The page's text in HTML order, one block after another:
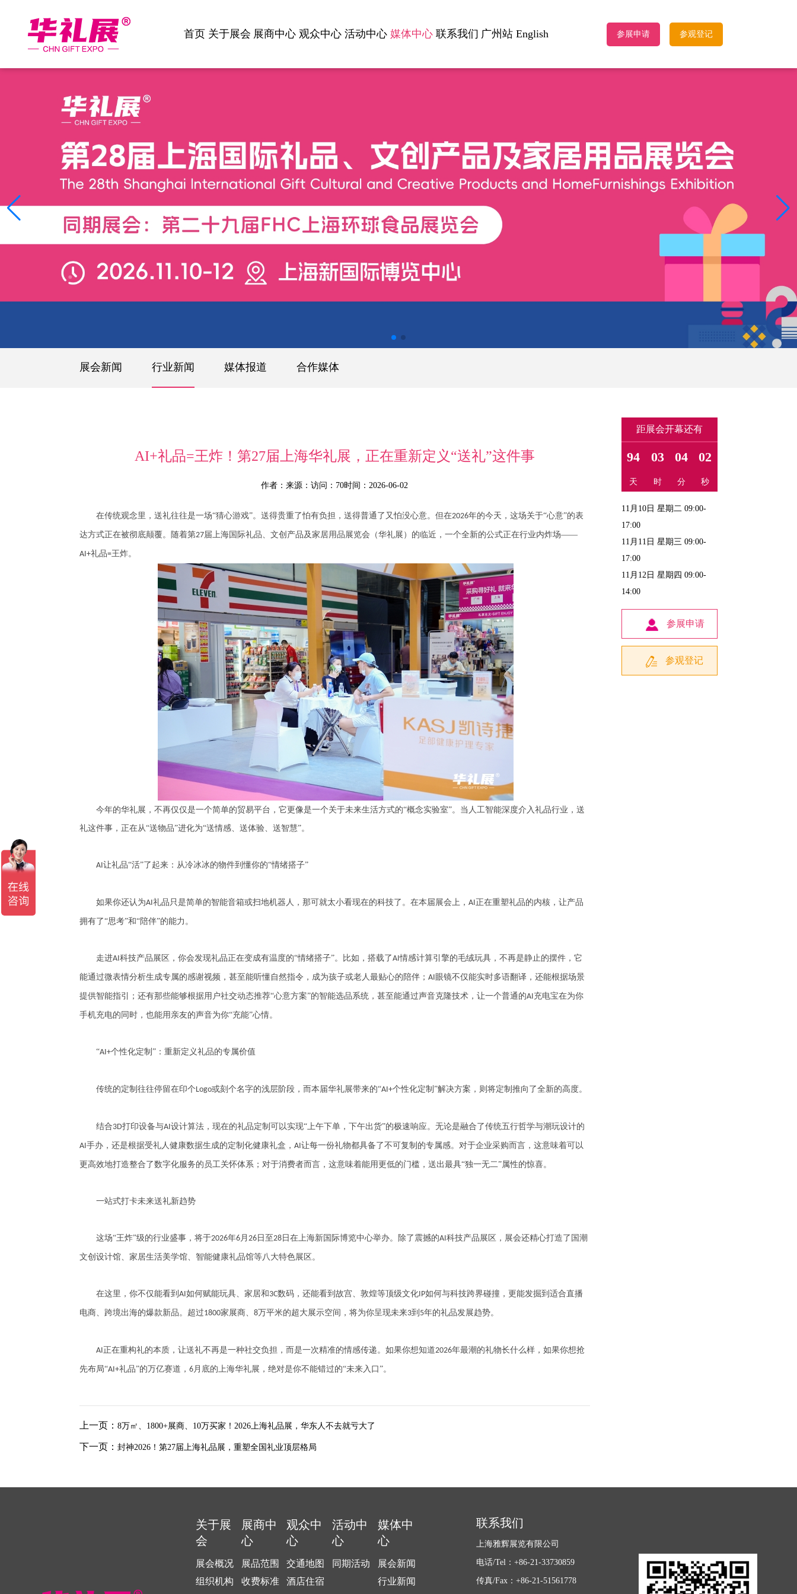
首页 关于展会 展商中心 观众中心 活动中心 媒体中心 联系我们 广州站 English 参展申请 参观登记
展会新闻 行业新闻 媒体报道 合作媒体
AI+礼品=王炸！第27届上海华礼展，正在重新定义“送礼”这件事
作者：来源：访问：70时间：2026-06-02
在传统观念里，送礼往往是一场“猜心游戏”。送得贵重了怕有负担，送得普通了又怕没心意。但在2026年的今天，这场关于“心意”的表
达方式正在被彻底颠覆。随着第27届上海国际礼品、文创产品及家居用品展览会（华礼展）的临近，一个全新的公式正在行业内炸场——
AI+礼品=王炸。
今年的华礼展，不再仅仅是一个简单的贸易平台，它更像是一个关于未来生活方式的“概念实验室”。当人工智能深度介入礼品行业，送
礼这件事，正在从“送物品”进化为“送情感、送体验、送智慧”。
AI让礼品“活”了起来：从冷冰冰的物件到懂你的“情绪搭子”
如果你还认为AI礼品只是简单的智能音箱或扫地机器人，那可就太小看现在的科技了。在本届展会上，AI正在重塑礼品的内核，让产品
拥有了“思考”和“陪伴”的能力。
走进AI科技产品展区，你会发现礼品正在变成有温度的“情绪搭子”。比如，搭载了AI情感计算引擎的毛绒玩具，不再是静止的摆件，它
能通过微表情分析生成专属的感谢视频，甚至能听懂自然指令，成为孩子或老人最贴心的陪伴；AI 眼镜不仅能实时多语翻译，还能根据场景
提供智能指引；还有那些能够根据用户社交动态推荐“心意方案”的智能选品系统，甚至能通过声音克隆技术，让一个普通的AI充电宝在为你
手机充电的同时，也能用亲友的声音为你“充能”心情。
“AI+个性化定制”：重新定义礼品的专属价值
传统的定制往往停留在印个Logo或刻个名字的浅层阶段，而本届华礼展带来的“AI+个性化定制”解决方案，则将定制推向了全新的高度。
结合3D打印设备与AI设计算法，现在的礼品定制可以实现“上午下单，下午出货”的极速响应。无论是融合了传统五行哲学与潮玩设计的
AI手办，还是根据受礼人健康数据生成的定制化健康礼盒，AI让每一份礼物都具备了不可复制的专属感。对于企业采购而言，这意味着可以
更高效地打造整合了数字化服务的员工关怀体系；对于消费者而言，这意味着能用更低的门槛，送出最具“独一无二”属性的惊喜。
一站式打卡未来送礼新趋势
这场“王炸”级的行业盛事，将于2026年6月26 日至28 日在上海新国际博览中心举办。除了震撼的AI科技产品展区，展会还精心打造了国潮
文创设计馆、家居生活美学馆、智能健康礼品馆等八大特色展区。
在这里，你不仅能看到AI如何赋能玩具、家居和 3C数码，还能看到故宫、敦煌等顶级文化IP如何与科技跨界碰撞，更能发掘到适合直播
电商、跨境出海的爆款新品。超过1800家展商、8万平米的超大展示空间，将为你呈现未来3到 5年的礼品发展趋势。
AI正在重构礼的本质，让送礼不再是一种社交负担，而是一次精准的情感传递。如果你想知道2026年最潮的礼物长什么样，如果你想抢
先布局“AI+礼品”的万亿赛道，6月底的上海华礼展，绝对是你不能错过的“未来入口”。
上一页：8万㎡、1800+展商、10万买家！2026上海礼品展，华东人不去就亏大了
下一页：封神2026！第27届上海礼品展，重塑全国礼业顶层格局
距展会开幕还有
94 03 04 02
天 时 分 秒
11月10日 星期二 09:00-
17:00
11月11日 星期三 09:00-
17:00
11月12日 星期四 09:00-
14:00
参展申请
参观登记
关于展
会
展会概况
组织机构
展商中
心
展品范围
收费标准
观众中
心
交通地图
酒店住宿
活动中
心
同期活动
媒体中
心
展会新闻
行业新闻
联系我们
上海雅辉展览有限公司
电话/Tel：+86-21-33730859
传真/Fax：+86-21-51561778